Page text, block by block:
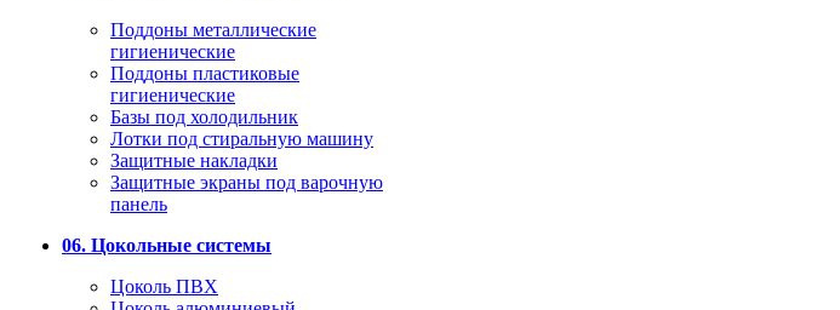
Поддоны металлические
гигиенические
Поддоны пластиковые
гигиенические
Базы под холодильник
Лотки под стиральную машину
Защитные накладки
Защитные экраны под варочную
панель
06. Цокольные системы
Цоколь ПВХ